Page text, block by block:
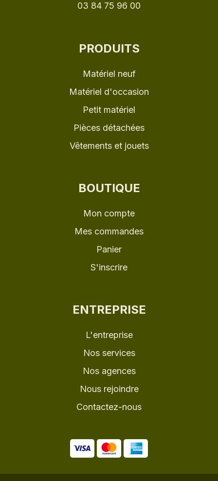
03 84 75 96 00
PRODUITS
Matériel neuf
Matériel d'occasion
Petit matériel
Pièces détachées
Vêtements et jouets
BOUTIQUE
Mon compte
Mes commandes
Panier
S'inscrire
ENTREPRISE
L'entreprise
Nos services
Nos agences
Nous rejoindre
Contactez-nous